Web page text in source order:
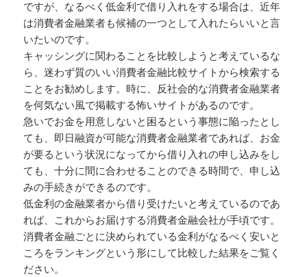
ですが、なるべく低金利で借り入れをする場合は、近年
は消費者金融業者も候補の一つとして入れたらいいと言
いたいのです。
キャッシングに関わることを比較しようと考えているな
ら、迷わず質のいい消費者金融比較サイトから検索する
ことをお勧めします。時に、反社会的な消費者金融業者
を何気ない風で掲載する怖いサイトがあるのです。
急いでお金を用意しないと困るという事態に陥ったとし
ても、即日融資が可能な消費者金融業者であれば、お金
が要るという状況になってから借り入れの申し込みをし
ても、十分に間に合わせることのできる時間で、申し込
みの手続きができるのです。
低金利の金融業者から借り受けたいと考えているのであ
れば、これからお届けする消費者金融会社が手頃です。
消費者金融ごとに決められている金利がなるべく安いと
ころをランキングという形にして比較した結果をご覧く
ださい。